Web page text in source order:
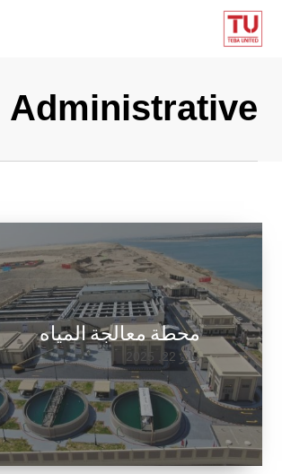
Skip
Administrative
محطة معالجة المياه
مايو 22, 2025